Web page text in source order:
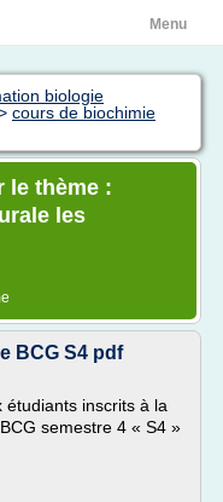
Menu
biologie
cours de biochimie
le thème :
les
BCG S4 pdf
inscrits à la
semestre 4 « S4 »